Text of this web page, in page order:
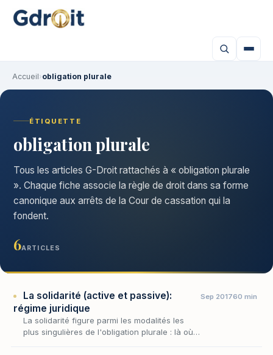
Accueil›obligation plurale
ÉTIQUETTE
obligation plurale
Tous les articles G-Droit rattachés à « obligation plurale
». Chaque fiche associe la règle de droit dans sa forme
canonique aux arrêts de la Cour de cassation qui la
fondent.
6ARTICLES
La solidarité (active et passive):
régime juridique
La solidarité figure parmi les modalités les
plus singulières de l'obligation plurale : là où
Sep 201760 min